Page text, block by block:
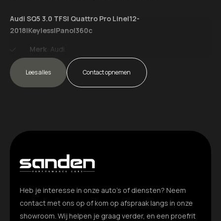
Dimlichten automatisch
Elektrisch glazen panorama-dak
Extra getint glas achter
LED achterlichten
LED koplampen
Lichtmetalen velgen 21"
Audi SQ5 3.0 TFSI Quattro Pro Line|12-
2018|Keyless|Pano|360c
Merk: Audi
: SQ5
Tellerstand
: 149000 KM
Carrosserievorm: SUV
Transmissie: Automaat
: Leder
Kleur interieur: zwart
Motorinhoud : 2995 cc
Aantal cilinders : 6
Vermogen: 260 kW / 354pk
Lees alles Contact opnemen
Heb je interesse in onze auto’s of diensten? Neem
contact met ons op of kom op afspraak langs in onze
showroom. Wij helpen je graag verder, en een proefrit